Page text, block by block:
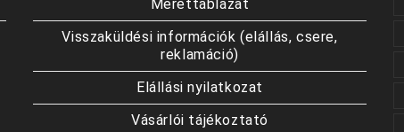
Mérettáblázat
Visszaküldési információk (elállás, csere,
reklamáció)
Elállási nyilatkozat
Vásárlói tájékoztató